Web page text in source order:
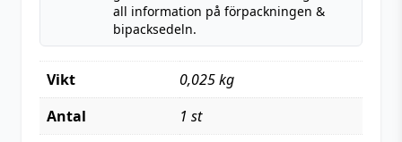
all information på förpackningen &
bipacksedeln.
Vikt
0,025 kg
Antal
1 st